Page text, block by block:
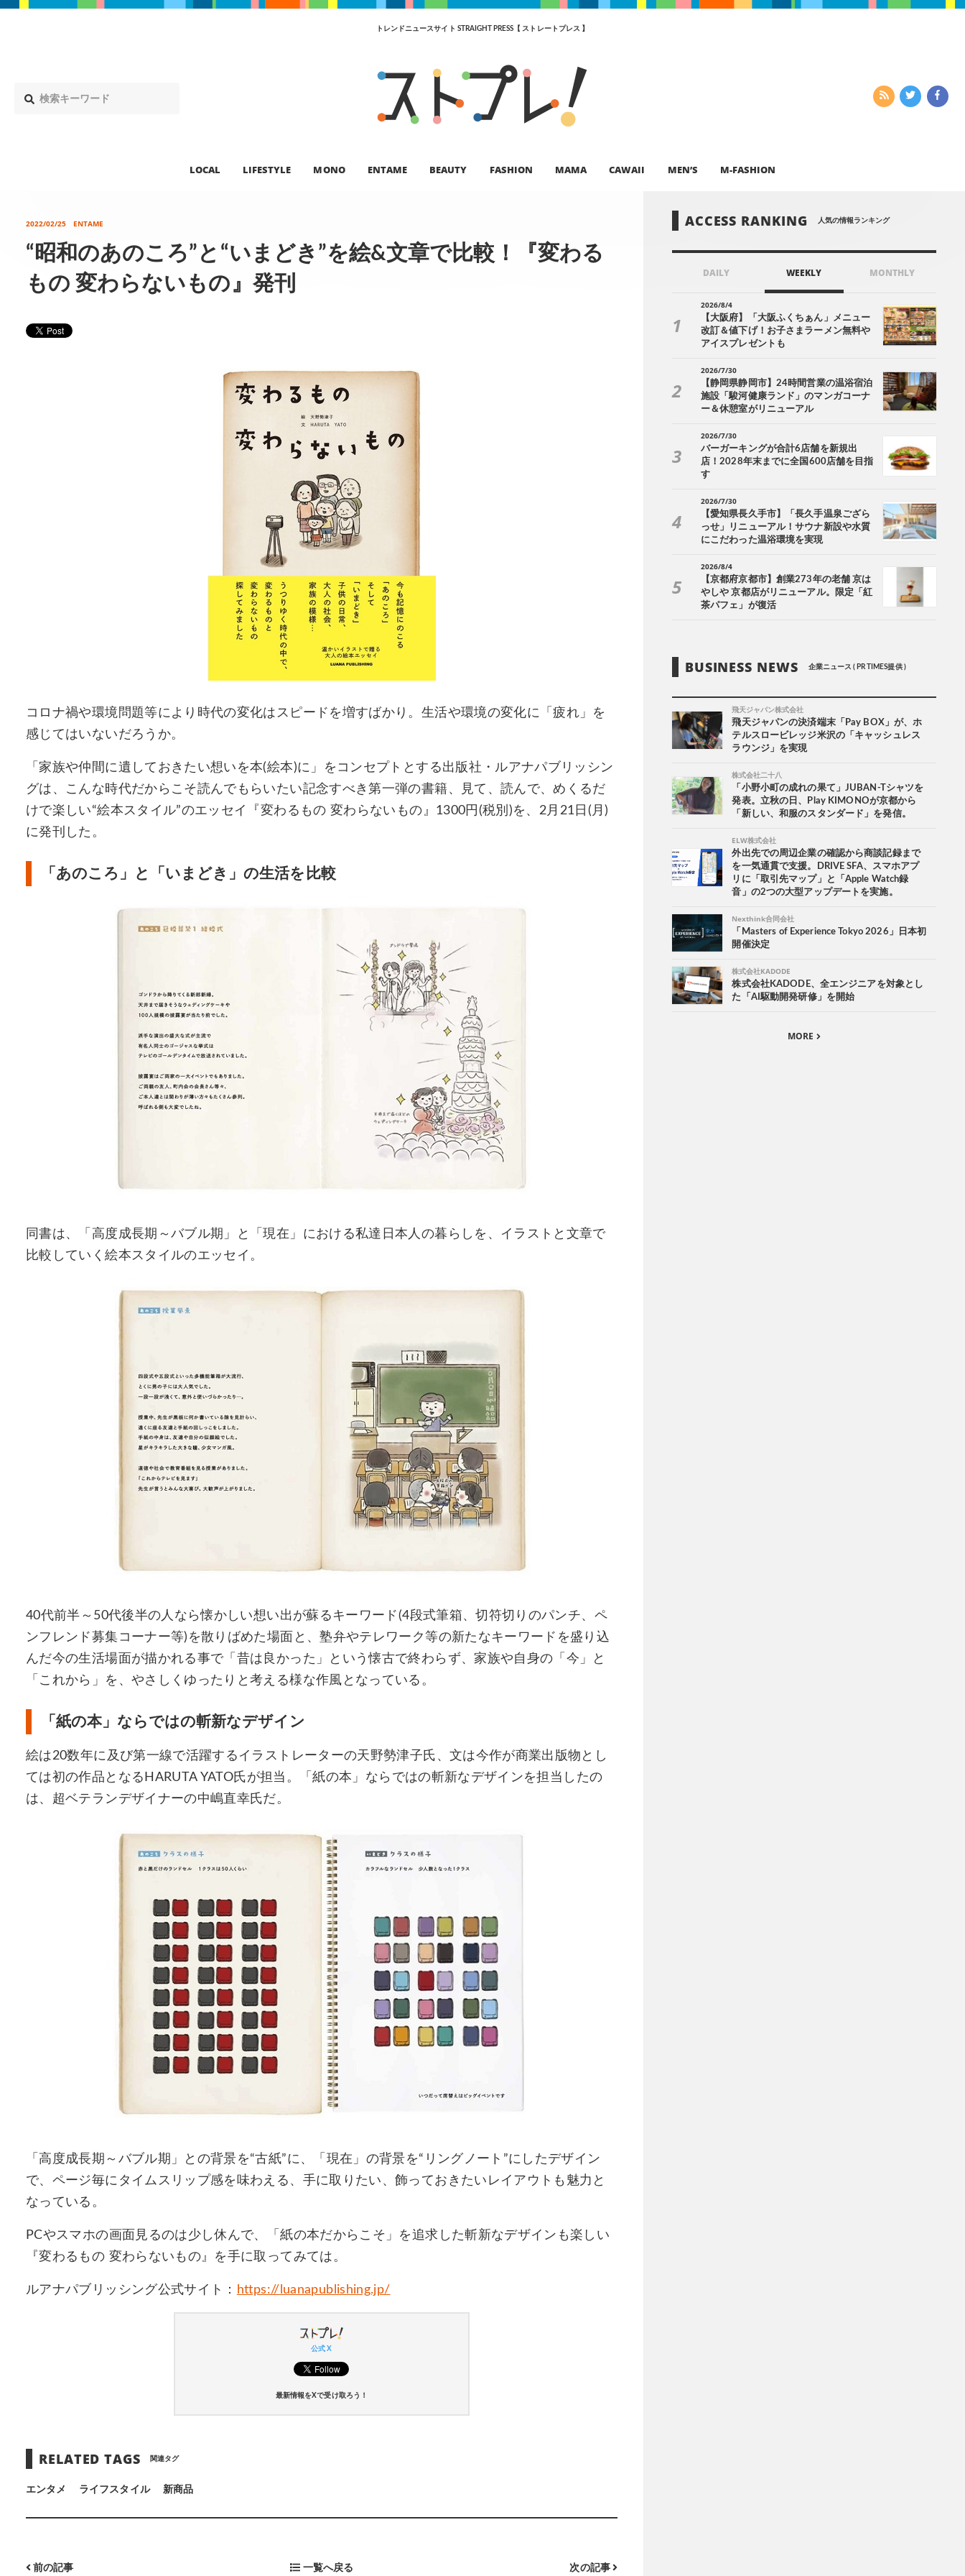
トレンドニュースサイト STRAIGHT PRESS【 ストレートプレス 】
LOCAL LIFESTYLE MONO ENTAME BEAUTY FASHION MAMA CAWAII MEN’S M-FASHION
2022/02/25 ENTAME
“昭和のあのころ”と“いまどき”を絵&文章で比較！『変わる
もの 変わらないもの』発刊
コロナ禍や環境問題等により時代の変化はスピードを増すばかり。生活や環境の変化に「疲れ」を
感じてはいないだろうか。
「家族や仲間に遺しておきたい想いを本(絵本)に」をコンセプトとする出版社・ルアナパブリッシン
グは、こんな時代だからこそ読んでもらいたい記念すべき第一弾の書籍、見て、読んで、めくるだ
けで楽しい“絵本スタイル”のエッセイ『変わるもの 変わらないもの』1300円(税別)を、2月21日(月)
に発刊した。
「あのころ」と「いまどき」の生活を比較
同書は、「高度成長期～バブル期」と「現在」における私達日本人の暮らしを、イラストと文章で
比較していく絵本スタイルのエッセイ。
40代前半～50代後半の人なら懐かしい想い出が蘇るキーワード(4段式筆箱、切符切りのパンチ、ペ
ンフレンド募集コーナー等)を散りばめた場面と、塾弁やテレワーク等の新たなキーワードを盛り込
んだ今の生活場面が描かれる事で「昔は良かった」という懐古で終わらず、家族や自身の「今」と
「これから」を、やさしくゆったりと考える様な作風となっている。
「紙の本」ならではの斬新なデザイン
絵は20数年に及び第一線で活躍するイラストレーターの天野勢津子氏、文は今作が商業出版物とし
ては初の作品となるHARUTA YATO氏が担当。「紙の本」ならではの斬新なデザインを担当したの
は、超ベテランデザイナーの中嶋直幸氏だ。
「高度成長期～バブル期」との背景を“古紙”に、「現在」の背景を“リングノート”にしたデザイン
で、ページ毎にタイムスリップ感を味わえる、手に取りたい、飾っておきたいレイアウトも魅力と
なっている。
PCやスマホの画面見るのは少し休んで、「紙の本だからこそ」を追求した斬新なデザインも楽しい
『変わるもの 変わらないもの』を手に取ってみては。
ルアナパブリッシング公式サイト： https://luanapublishing.jp/
公式 X
最新情報をXで受け取ろう！
RELATED TAGS 関連タグ
エンタメ ライフスタイル 新商品
前の記事 一覧へ戻る 次の記事
ACCESS RANKING 人気の情報ランキング
DAILY WEEKLY MONTHLY
2026/8/4
【大阪府】「大阪ふくちぁん」メニュー
改訂＆値下げ！お子さまラーメン無料や
アイスプレゼントも
2026/7/30
【静岡県静岡市】24時間営業の温浴宿泊
施設「駿河健康ランド」のマンガコーナ
ー＆休憩室がリニューアル
2026/7/30
バーガーキングが合計6店舗を新規出
店！2028年末までに全国600店舗を目指
す
2026/7/30
【愛知県長久手市】「長久手温泉ござら
っせ」リニューアル！サウナ新設や水質
にこだわった温浴環境を実現
2026/8/4
【京都府京都市】創業273年の老舗 京は
やしや 京都店がリニューアル。限定「紅
茶パフェ」が復活
BUSINESS NEWS 企業ニュース ( PR TIMES提供 )
飛天ジャパン株式会社
飛天ジャパンの決済端末「Pay BOX」が、ホ
テルスロービレッジ米沢の「キャッシュレス
ラウンジ」を実現
株式会社二十八
「小野小町の成れの果て」JUBAN-Tシャツを
発表。立秋の日、Play KIMONOが京都から
「新しい、和服のスタンダード」を発信。
ELW株式会社
外出先での周辺企業の確認から商談記録まで
を一気通貫で支援。DRIVE SFA、スマホアプ
リに「取引先マップ」と「Apple Watch録
音」の2つの大型アップデートを実施。
Nexthink合同会社
「Masters of Experience Tokyo 2026」日本初
開催決定
株式会社KADODE
株式会社KADODE、全エンジニアを対象とし
た「AI駆動開発研修」を開始
MORE